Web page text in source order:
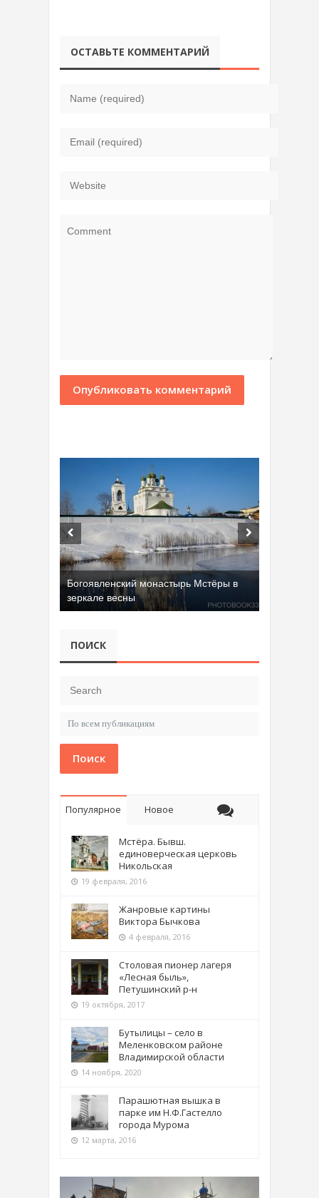
ОСТАВЬТЕ КОММЕНТАРИЙ
Богоявленский монастырь Мстёры в
зеркале весны
Добрятинский карьер (д. Алферово)
ПОИСК
Поиск
Популярное Новое
Мстёра. Бывш.
единоверческая церковь
Никольская
19 февраля, 2016
Жанровые картины
Виктора Бычкова
4 февраля, 2016
Столовая пионер лагеря
«Лесная быль»,
Петушинский р-н
19 октября, 2017
Бутылицы – село в
Меленковском районе
Владимирской области
14 ноября, 2020
Парашютная вышка в
парке им Н.Ф.Гастелло
города Мурома
12 марта, 2016